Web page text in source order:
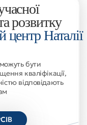
розвитку
центр Наталії
бути
кваліфікації,
відповідають